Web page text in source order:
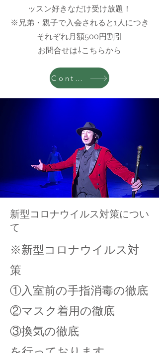
ッスン好きなだけ受け放題！
​※兄弟・親子で入会されると1人につき
それぞれ月額500円割引
​お問合せは⇩こちらから
Contact
新型コロナウイルス対策につい
て
※新型コロナウイルス対
策
①入室前の手指消毒の徹底
②マスク着用の徹底
③換気の徹底